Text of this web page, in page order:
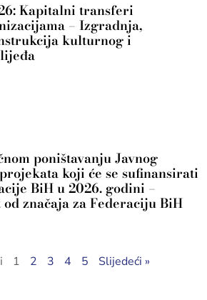
Kapitalni transferi
– Izgradnja,
kulturnog i
poništavanju Javnog
koji će se sufinansirati
BiH u 2026. godini –
značaja za Federaciju BiH
1 2 3 4 5 Slijedeći »